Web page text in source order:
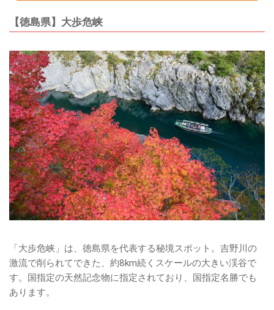
【徳島県】大歩危峡
「大歩危峡」は、徳島県を代表する秘境スポット。吉野川の
激流で削られてできた、約8km続くスケールの大きい渓谷で
す。国指定の天然記念物に指定されており、国指定名勝でも
あります。